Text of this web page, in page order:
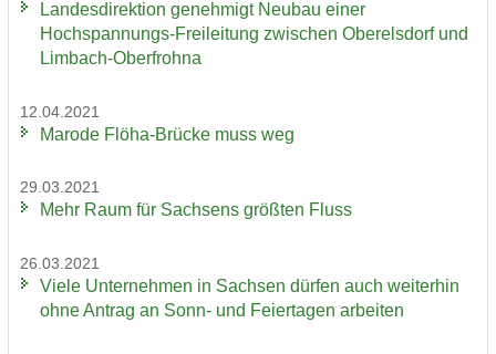
Lan­des­di­rek­ti­on ge­neh­migt Neu­bau einer
Hochspannungs-​Freileitung zwi­schen Ober­els­dorf und
Limbach-​Oberfrohna
12.04.2021
Ma­ro­de Flöha-​Brücke muss weg
29.03.2021
Mehr Raum für Sach­sens größ­ten Fluss
26.03.2021
Viele Un­ter­neh­men in Sach­sen dür­fen auch wei­ter­hin
ohne An­trag an Sonn- und Fei­er­ta­gen ar­bei­ten